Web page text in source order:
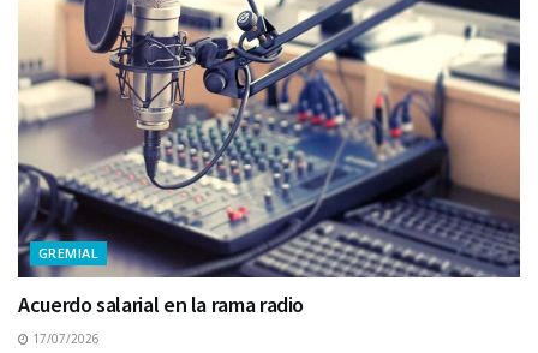
GREMIAL
Acuerdo salarial en la rama radio
17/07/2026